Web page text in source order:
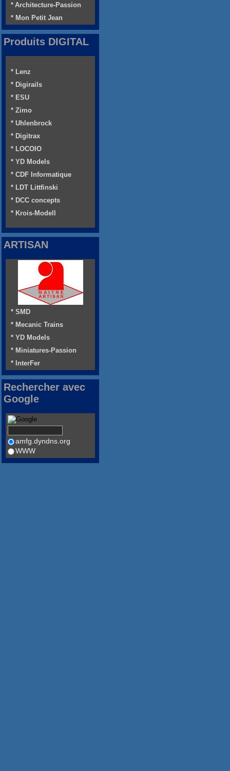
* Architecture-Passion
* Mon Petit Jean
Produits DIGITAL
* Lenz
* Digirails
* ESU
* Zimo
* Uhlenbrock
* Digitrax
* LOCOIO
* YD Models
* CDF Informatique
* LDT Littfinski
* DCC concepts
* Krois-Modell
ARTISAN
* SMD
* Mecanic Trains
* YD Models
* Miniatures-Passion
* InterFer
Rechercher avec
Google
amfg.dyndns.org
WWW